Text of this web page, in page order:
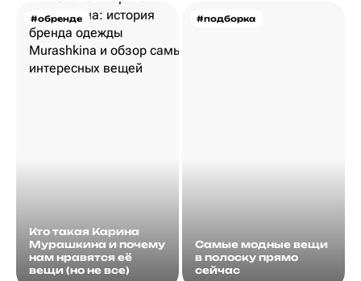
#обренде
Кто такая Карина
Мурашкина и почему
нам нравятся её
вещи (но не все)
#подборка
Самые модные вещи
в полоску прямо
сейчас